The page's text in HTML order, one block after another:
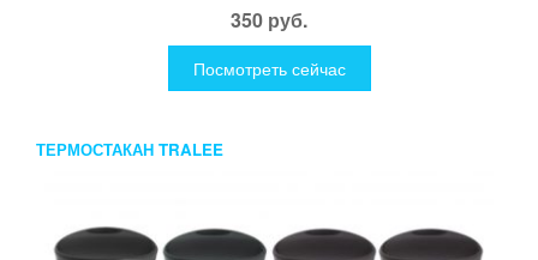
350 руб.
Посмотреть сейчас
ТЕРМОСТАКАН TRALEE